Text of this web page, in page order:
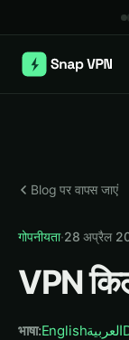
Blog पर वापस जाएं
गोपनीयता·28 अप्रैल
VPN
भाषा:Englishالعربية